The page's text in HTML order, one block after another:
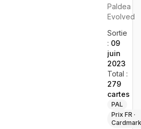
Paldea
Evolved
Sortie
: 09
juin
2023
Total :
279
cartes
PAL
Prix FR ·